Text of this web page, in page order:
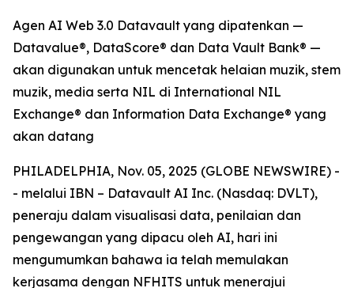
Agen AI Web 3.0 Datavault yang dipatenkan —
Datavalue®, DataScore® dan Data Vault Bank® —
akan digunakan untuk mencetak helaian muzik, stem
muzik, media serta NIL di International NIL
Exchange® dan Information Data Exchange® yang
akan datang
PHILADELPHIA, Nov. 05, 2025 (GLOBE NEWSWIRE) -
- melalui IBN – Datavault AI Inc. (Nasdaq: DVLT),
peneraju dalam visualisasi data, penilaian dan
pengewangan yang dipacu oleh AI, hari ini
mengumumkan bahawa ia telah memulakan
kerjasama dengan NFHITS untuk menerajui